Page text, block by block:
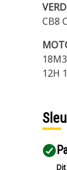
CB8
12H